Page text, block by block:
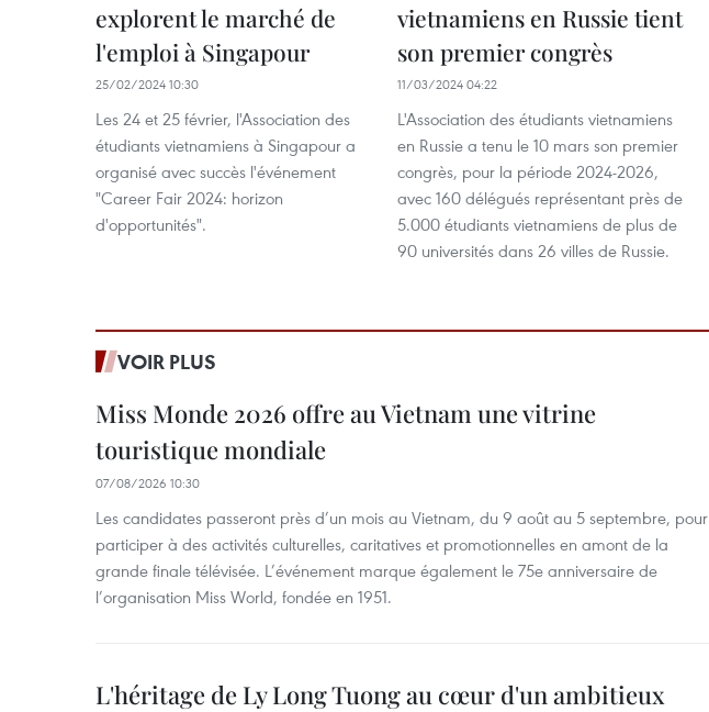
explorent le marché de
l'emploi à Singapour
25/02/2024 10:30
Les 24 et 25 février, l'Association des
étudiants vietnamiens à Singapour a
organisé avec succès l'événement
"Career Fair 2024: horizon
d'opportunités".
vietnamiens en Russie tient
son premier congrès
11/03/2024 04:22
L'Association des étudiants vietnamiens
en Russie a tenu le 10 mars son premier
congrès, pour la période 2024-2026,
avec 160 délégués représentant près de
5.000 étudiants vietnamiens de plus de
90 universités dans 26 villes de Russie.
VOIR PLUS
Miss Monde 2026 offre au Vietnam une vitrine
touristique mondiale
07/08/2026 10:30
Les candidates passeront près d’un mois au Vietnam, du 9 août au 5 septembre, pour
participer à des activités culturelles, caritatives et promotionnelles en amont de la
grande finale télévisée. L’événement marque également le 75e anniversaire de
l’organisation Miss World, fondée en 1951.
L'héritage de Ly Long Tuong au cœur d'un ambitieux